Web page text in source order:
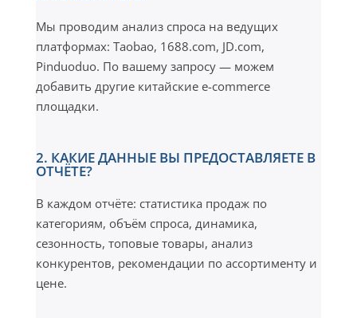
Мы проводим анализ спроса на ведущих
платформах: Taobao, 1688.com, JD.com,
Pinduoduo. По вашему запросу — можем
добавить другие китайские e-commerce
площадки.
2. КАКИЕ ДАННЫЕ ВЫ ПРЕДОСТАВЛЯЕТЕ В
ОТЧЁТЕ?
В каждом отчёте: статистика продаж по
категориям, объём спроса, динамика,
сезонность, топовые товары, анализ
конкурентов, рекомендации по ассортименту и
цене.